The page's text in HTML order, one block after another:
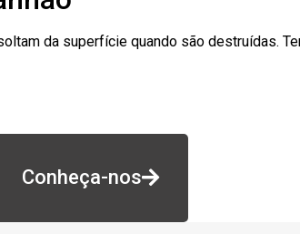
da superfície quando são destruídas.
Conheça-nos